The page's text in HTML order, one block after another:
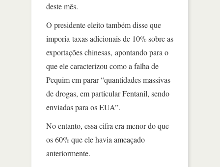
deste mês.
O presidente eleito também disse que
imporia taxas adicionais de 10% sobre as
exportações chinesas, apontando para o
que ele caracterizou como a falha de
Pequim em parar “quantidades massivas
de drogas, em particular Fentanil, sendo
enviadas para os EUA”.
No entanto, essa cifra era menor do que
os 60% que ele havia ameaçado
anteriormente.